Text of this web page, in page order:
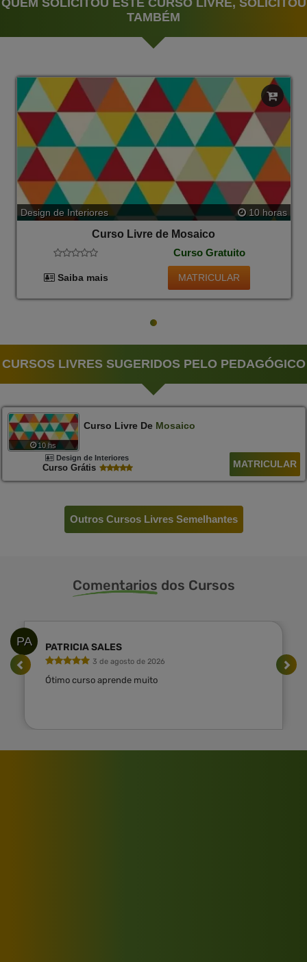
TAMBÉM
Design de Interiores 10 horas
Curso Livre de Mosaico
Curso Gratuito
Saiba mais MATRICULAR
CURSOS LIVRES SUGERIDOS PELO PEDAGÓGICO
10 hs
Curso Livre De Mosaico
Design de Interiores
Curso Grátis MATRICULAR
Outros Cursos Livres Semelhantes
Comentarios dos Cursos
PA PATRICIA SALES
3 de agosto de 2026
Ótimo curso aprende muito